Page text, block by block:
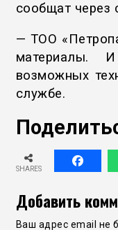
сообщат через
— ТОО
материалы.
возможных
службе.
SHARES
Добавить
Ваш адрес email не